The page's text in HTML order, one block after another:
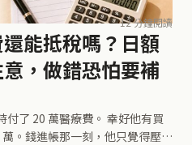
12 分鐘閱讀
能抵稅嗎？日額
，做錯恐怕要補
付了 20 萬醫療費。 幸好他有買
。錢進帳那一刻，他只覺得壓力